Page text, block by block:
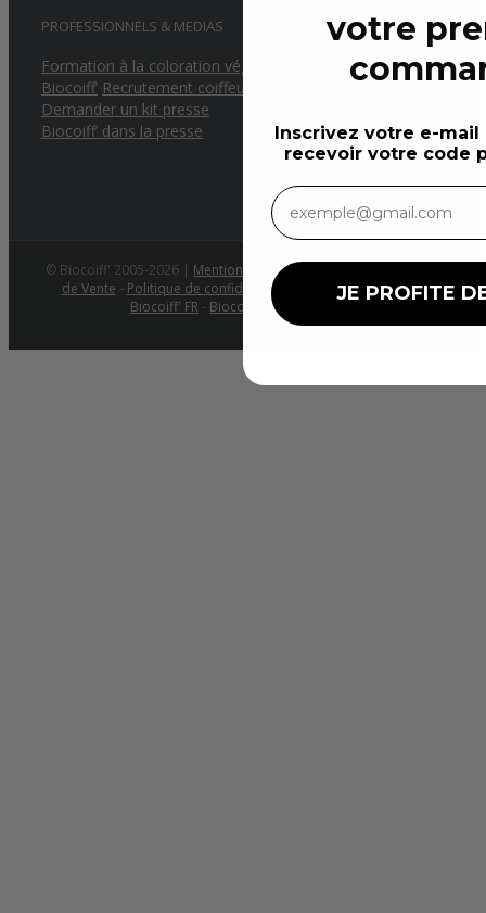
PROFESSIONNELS & MEDIAS
Formation à la coloration végétale
Ouvrir un salon
Biocoiff’ Recrutement coiffeurs
Demander un kit presse
Biocoiff’ dans la presse
© Biocoiff' 2005-2026 | Mentions légales
de Vente - Politique de confidentialité
Paramètres cookies
Biocoiff' FR - Biocoiff' EN
votre
Inscrivez votre e-
recevoir votre code
JE PROFITE